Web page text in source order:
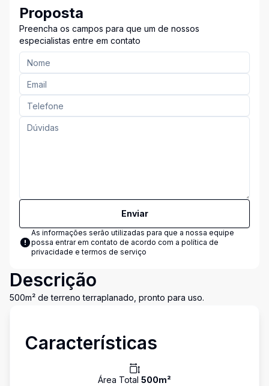
Proposta
Preencha os campos para que um de nossos
especialistas entre em contato
Enviar
As informações serão utilizadas para que a nossa equipe
possa entrar em contato de acordo com a política de
privacidade e termos de serviço
Descrição
500m² de terreno terraplanado, pronto para uso.
Características
Área Total 500m²